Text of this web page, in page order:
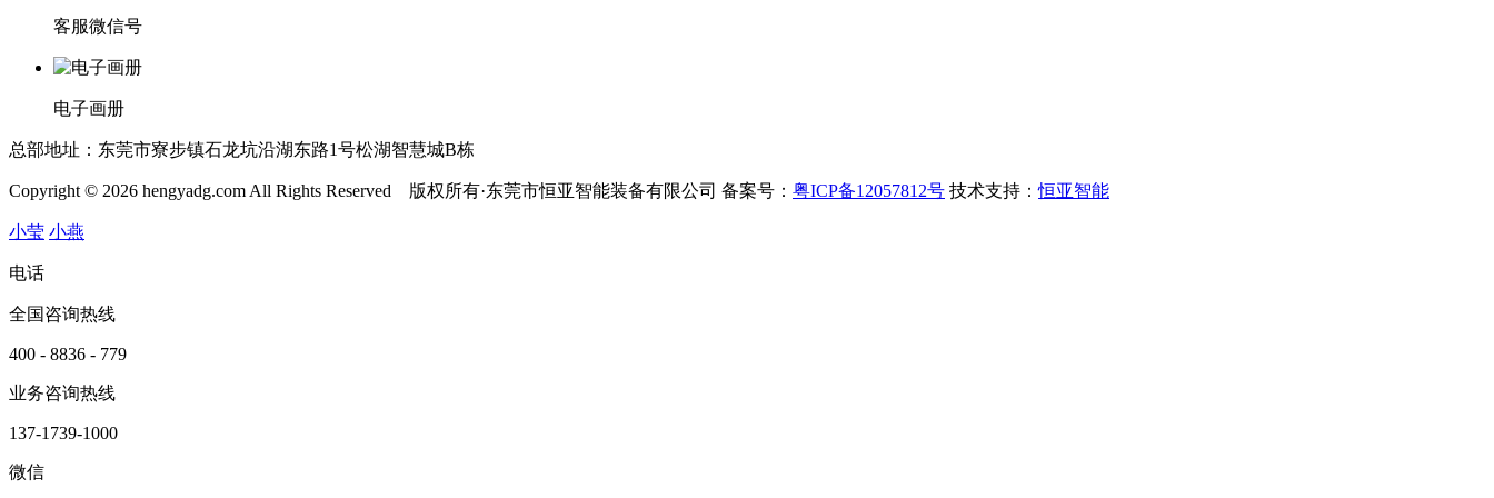
客服微信号
电子画册
总部地址：东莞市寮步镇石龙坑沿湖东路1号松湖智慧城B栋
Copyright © 2026 hengyadg.com All Rights Reserved 版权所有·东莞市恒亚智能装备有限公司 备案号： 粤ICP备12057812号 技术支持：恒亚智能
小莹 小燕
电话
全国咨询热线
400 - 8836 - 779
业务咨询热线
137-1739-1000
微信